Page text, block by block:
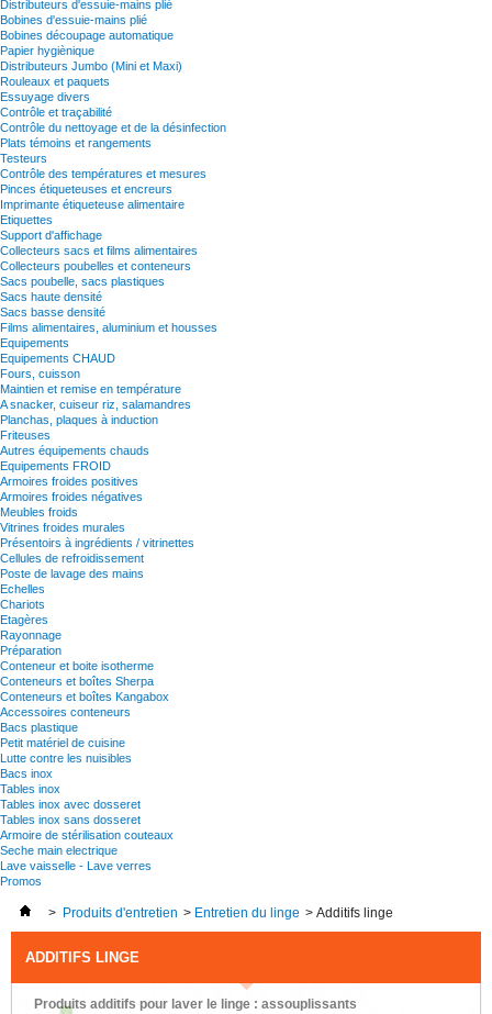
Distributeurs d'essuie-mains plié
Bobines d'essuie-mains plié
Bobines découpage automatique
Papier hygiènique
Distributeurs Jumbo (Mini et Maxi)
Rouleaux et paquets
Essuyage divers
Contrôle et traçabilité
Contrôle du nettoyage et de la désinfection
Plats témoins et rangements
Testeurs
Contrôle des températures et mesures
Pinces étiqueteuses et encreurs
Imprimante étiqueteuse alimentaire
Etiquettes
Support d'affichage
Collecteurs sacs et films alimentaires
Collecteurs poubelles et conteneurs
Sacs poubelle, sacs plastiques
Sacs haute densité
Sacs basse densité
Films alimentaires, aluminium et housses
Equipements
Equipements CHAUD
Fours, cuisson
Maintien et remise en température
A snacker, cuiseur riz, salamandres
Planchas, plaques à induction
Friteuses
Autres équipements chauds
Equipements FROID
Armoires froides positives
Armoires froides négatives
Meubles froids
Vitrines froides murales
Présentoirs à ingrédients / vitrinettes
Cellules de refroidissement
Poste de lavage des mains
Echelles
Chariots
Etagères
Rayonnage
Préparation
Conteneur et boite isotherme
Conteneurs et boîtes Sherpa
Conteneurs et boîtes Kangabox
Accessoires conteneurs
Bacs plastique
Petit matériel de cuisine
Lutte contre les nuisibles
Bacs inox
Tables inox
Tables inox avec dosseret
Tables inox sans dosseret
Armoire de stérilisation couteaux
Seche main electrique
Lave vaisselle - Lave verres
Promos
> Produits d'entretien > Entretien du linge > Additifs linge
ADDITIFS LINGE
Produits additifs pour laver le linge : assouplissants